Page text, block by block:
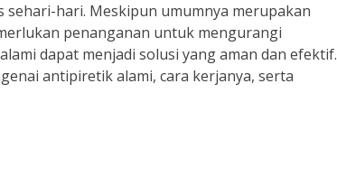
hari. Meskipun umumnya merupakan
penanganan untuk mengurangi
dapat menjadi solusi yang aman dan efektif.
antipiretik alami, cara kerjanya, serta